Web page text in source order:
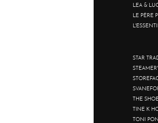
LEA &
LE PÈRE
STAR
THE
TINE K
TONI